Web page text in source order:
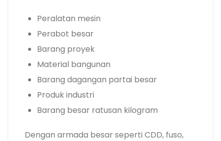
Peralatan mesin
Perabot besar
Barang proyek
Material bangunan
Barang dagangan partai besar
Produk industri
Barang besar ratusan kilogram
Dengan armada besar seperti CDD, fuso,